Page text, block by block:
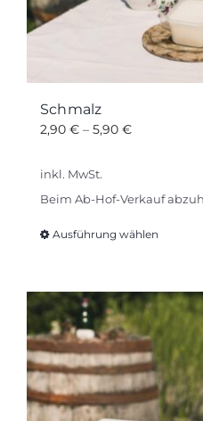
Schmalz
2,90 € – 5,90 €
inkl. MwSt.
Beim Ab-Hof-Verkauf
Ausführung wählen
auf.
Die
können